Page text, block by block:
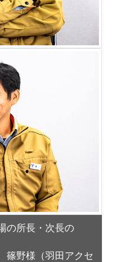
の所長・次長の
篠野様（羽田アクセ